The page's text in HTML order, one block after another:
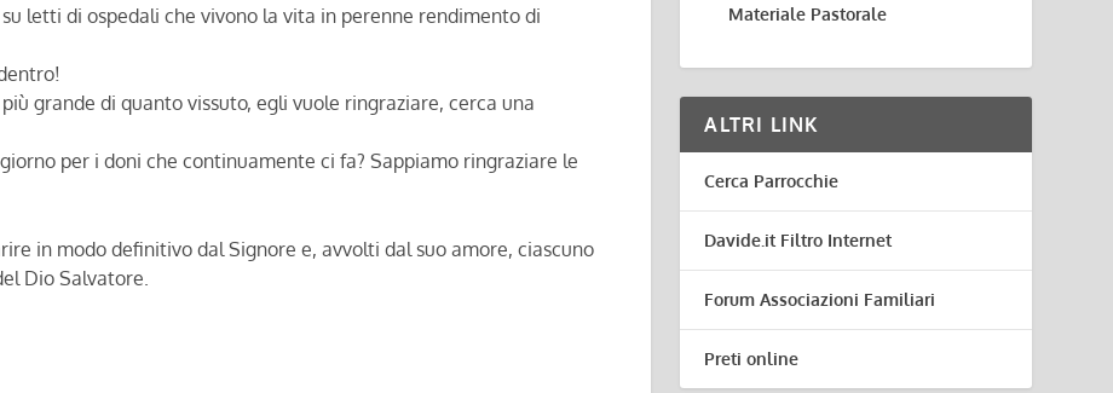
letti di ospedali che vivono la vita in perenne rendimento di
grande di quanto vissuto, egli vuole ringraziare, cerca una
per i doni che continuamente ci fa? Sappiamo ringraziare le
in modo definitivo dal Signore e, avvolti dal suo amore, ciascuno
Dio Salvatore.
Materiale Pastorale
ALTRI LINK
Cerca Parrocchie
Davide.it Filtro Internet
Forum Associazioni Familiari
Preti online